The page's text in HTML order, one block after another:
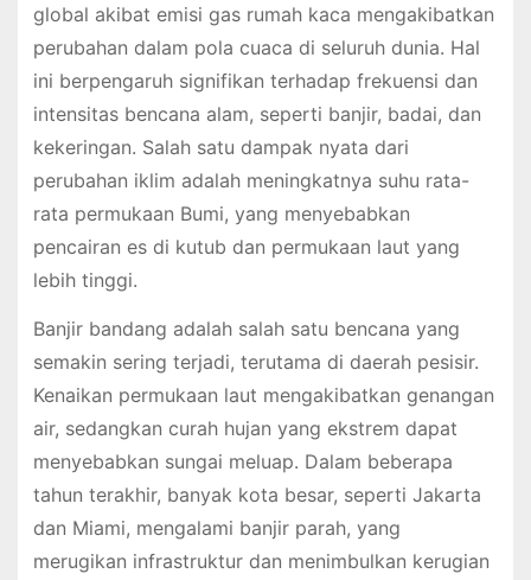
global akibat emisi gas rumah kaca mengakibatkan
perubahan dalam pola cuaca di seluruh dunia. Hal
ini berpengaruh signifikan terhadap frekuensi dan
intensitas bencana alam, seperti banjir, badai, dan
kekeringan. Salah satu dampak nyata dari
perubahan iklim adalah meningkatnya suhu rata-
rata permukaan Bumi, yang menyebabkan
pencairan es di kutub dan permukaan laut yang
lebih tinggi.
Banjir bandang adalah salah satu bencana yang
semakin sering terjadi, terutama di daerah pesisir.
Kenaikan permukaan laut mengakibatkan genangan
air, sedangkan curah hujan yang ekstrem dapat
menyebabkan sungai meluap. Dalam beberapa
tahun terakhir, banyak kota besar, seperti Jakarta
dan Miami, mengalami banjir parah, yang
merugikan infrastruktur dan menimbulkan kerugian